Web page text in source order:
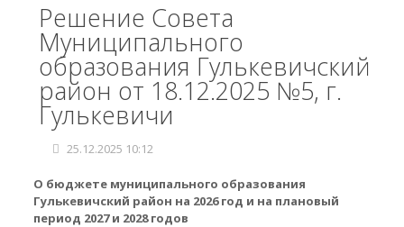
Решение Совета
Муниципального
образования Гулькевичский
район от 18.12.2025 №5, г.
Гулькевичи
25.12.2025 10:12
О бюджете муниципального образования
Гулькевичский район на 2026 год и на плановый
период 2027 и 2028 годов